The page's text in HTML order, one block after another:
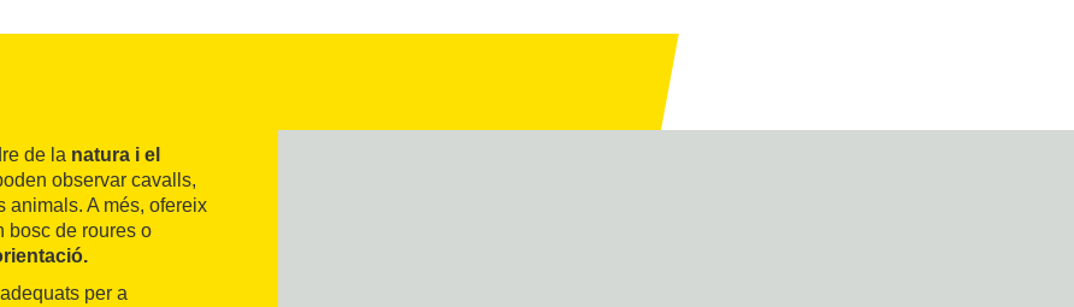
de la natura i el
observar cavalls,
animals. A més, ofereix
bosc de roures o
per a